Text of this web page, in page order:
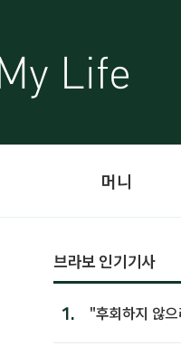
머니
브라보 인기기사
1.
"후회하지 않